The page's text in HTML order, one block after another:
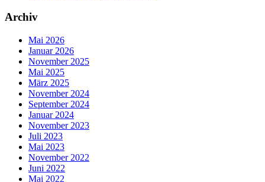
Archiv
Mai 2026
Januar 2026
November 2025
Mai 2025
März 2025
November 2024
September 2024
Januar 2024
November 2023
Juli 2023
Mai 2023
November 2022
Juni 2022
Mai 2022